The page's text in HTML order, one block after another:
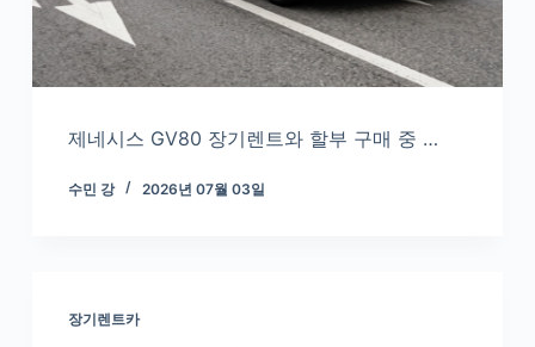
제네시스 GV80 장기렌트와 할부 구매 중 …
수민 강 2026년 07월 03일
장기렌트카